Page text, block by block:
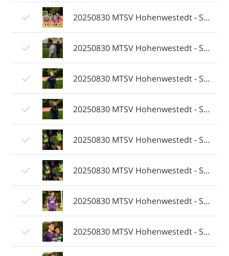
20250830 MTSV Hohenwestedt - SV Eichede © 2025 Olaf Wegerich_057.jpg
20250830 MTSV Hohenwestedt - SV Eichede © 2025 Olaf Wegerich_058.jpg
20250830 MTSV Hohenwestedt - SV Eichede © 2025 Olaf Wegerich_059.jpg
20250830 MTSV Hohenwestedt - SV Eichede © 2025 Olaf Wegerich_060.jpg
20250830 MTSV Hohenwestedt - SV Eichede © 2025 Olaf Wegerich_061.jpg
20250830 MTSV Hohenwestedt - SV Eichede © 2025 Olaf Wegerich_062.jpg
20250830 MTSV Hohenwestedt - SV Eichede © 2025 Olaf Wegerich_063.jpg
20250830 MTSV Hohenwestedt - SV Eichede © 2025 Olaf Wegerich_064.jpg